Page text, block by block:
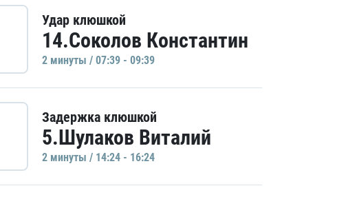
Удар клюшкой
14.Соколов Константин
2 минуты / 07:39 - 09:39
Задержка клюшкой
5.Шулаков Виталий
2 минуты / 14:24 - 16:24